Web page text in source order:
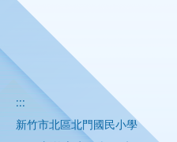
:::
新竹市北區北門國民小學